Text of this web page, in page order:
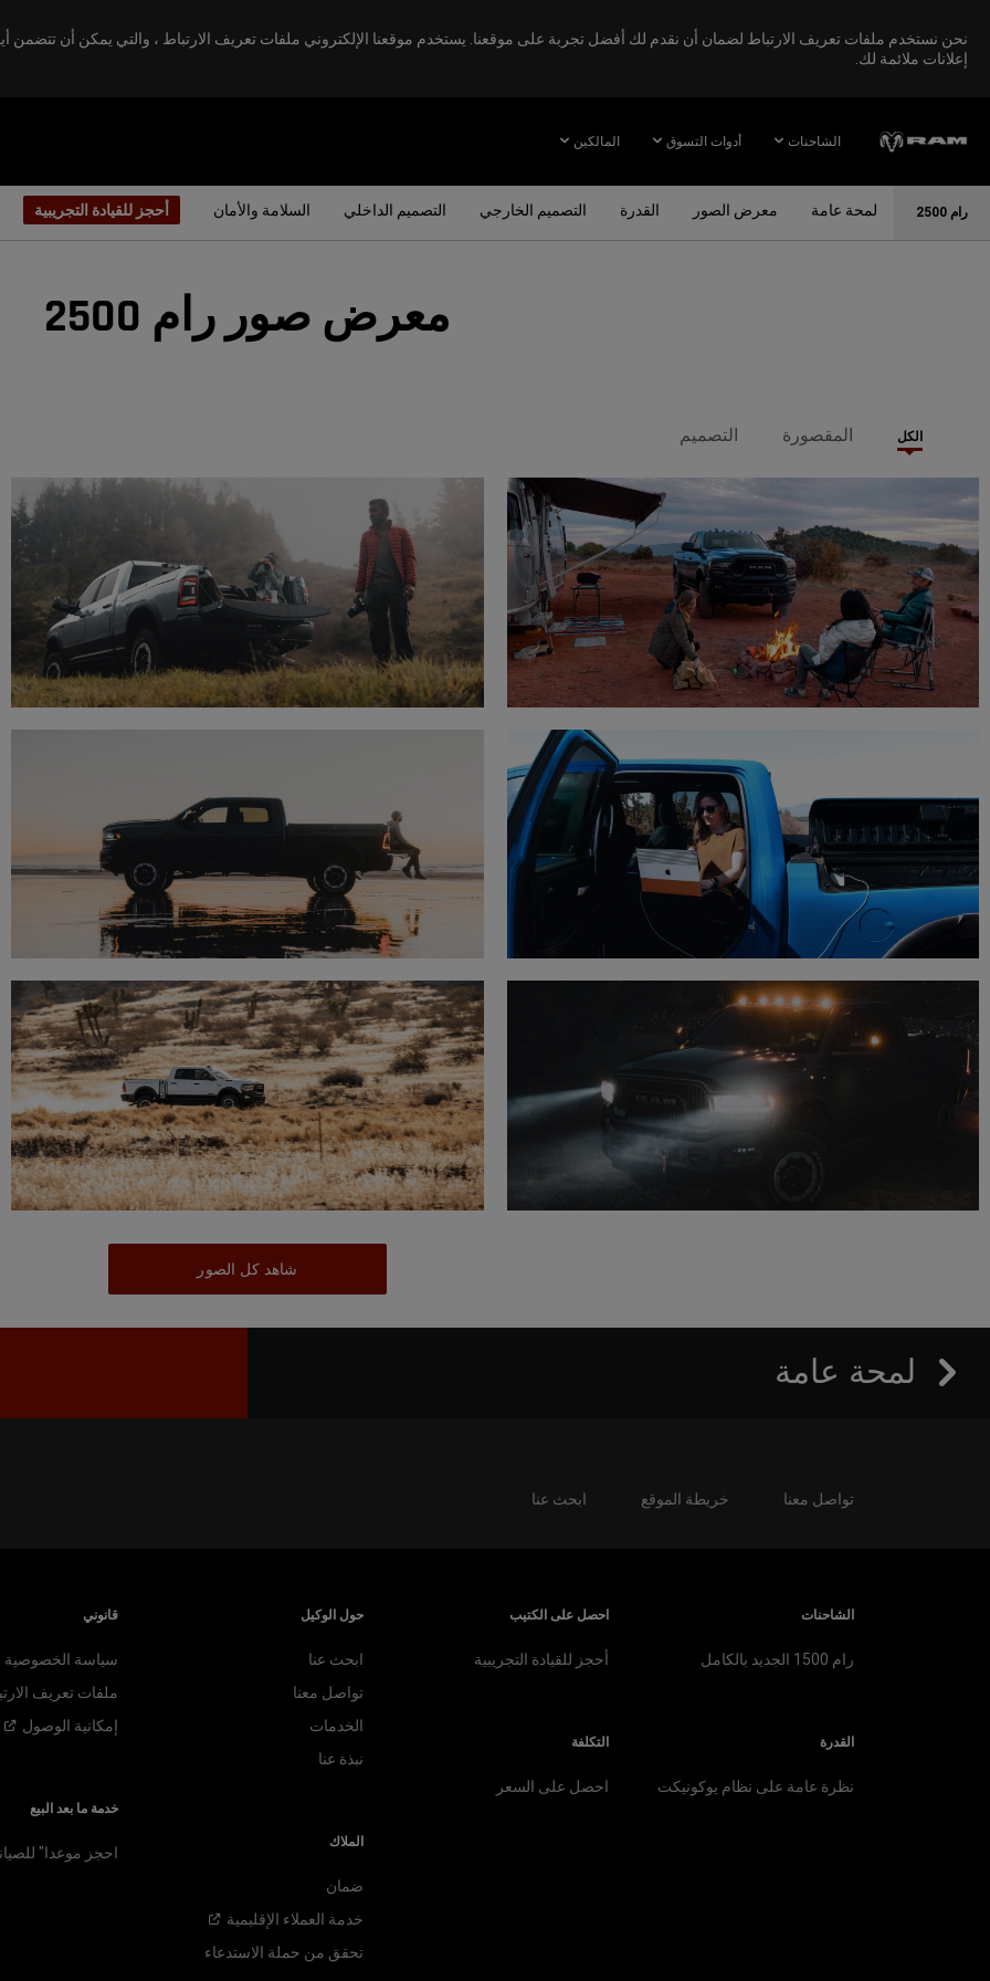
نحن نستخدم ملفات تعريف الارتباط لضمان أن نقدم لك أفضل تجربة على موقعنا. يستخدم موقعنا الإلكتروني ملفات تعريف الارتباط ، والتي يمكن أن تتضمن
إعلانات ملائمة لك.
Main
Content
الشاحنات أدوات التسوق المالكين
رام 2500 لمحة عامة معرض الصور القدرة التصميم الخارجي التصميم الداخلي السلامة والأمان أحجز للقيادة التجريبية
معرض صور رام 2500
الكل المقصورة التصميم
شاهد كل الصور
لمحة عامة
تواصل معنا خريطة الموقع ابحث عنا
الشاحنات
رام 1500 الجديد بالكامل
القدرة
نظرة عامة على نظام يوكونيكت
احصل على الكتيب
أحجز للقيادة التجريبية
التكلفة
احصل على السعر
حول الوكيل
ابحث عنا
تواصل معنا
الخدمات
نبذة عنا
الملاك
ضمان
خدمة العملاء الإقليمية
تحقق من حملة الاستدعاء
قانوني
سياسة الخصوصية
ملفات تعريف
إمكانية الوصول
خدمة ما بعد البيع
احجز موعدا"